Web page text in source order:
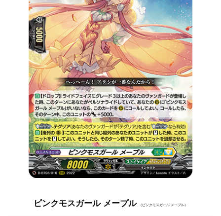
ピンクモスガール メープル （ピンクモスガール メープル）